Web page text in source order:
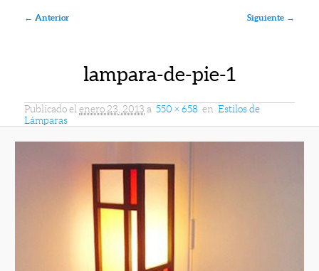
Navegador de imágenes
← Anterior Siguiente →
lampara-de-pie-1
Publicado el enero 23, 2013 a 550 × 658 en Estilos de
Lámparas